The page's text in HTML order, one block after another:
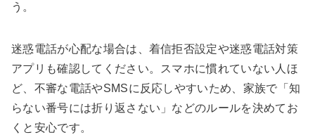
う。
迷惑電話が心配な場合は、着信拒否設定や迷惑電話対策
アプリも確認してください。スマホに慣れていない人ほ
ど、不審な電話やSMSに反応しやすいため、家族で「知
らない番号には折り返さない」などのルールを決めてお
くと安心です。